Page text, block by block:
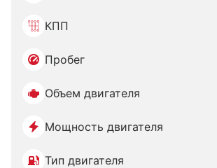
КПП
Пробег
Объем двигателя
Мощность двигателя
Тип двигателя